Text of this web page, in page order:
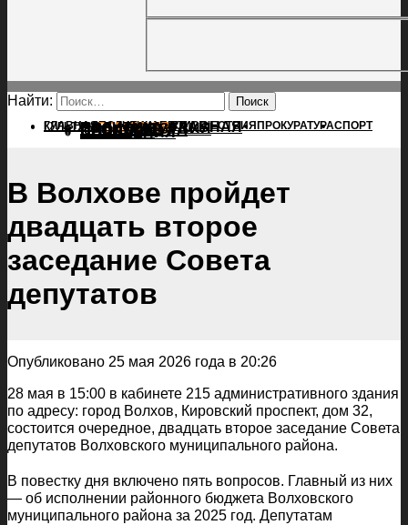
Найти:
ГЛАВНАЯПОЛИТИКАПРОИСШЕСТВИЯ ПРОКУРАТУРАСПОРТ
КУЛЬТУРАПОСЕЛЕНИЯГЛАВНАЯ
ПОЛИТИКА
ПРОИСШЕСТВИЯ
ПРОКУРАТУРА
СПОРТ
КУЛЬТУРА
ПОСЕЛЕНИЯ
В Волхове пройдет
двадцать второе
заседание Совета
депутатов
Опубликовано 25 мая 2026 года в 20:26
28 мая в 15:00 в кабинете 215 административного здания
по адресу: город Волхов, Кировский проспект, дом 32,
состоится очередное, двадцать второе заседание Совета
депутатов Волховского муниципального района.
В повестку дня включено пять вопросов. Главный из них
— об исполнении районного бюджета Волховского
муниципального района за 2025 год. Депутатам